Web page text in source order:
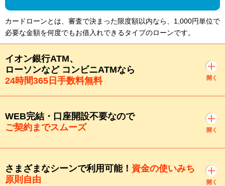
カードローンとは、審査で決まった限度額以内なら、1,000円単位で
必要な金額を何度でもお借入れできるタイプのローンです。
イオン銀行ATM、
ローソンなど コンビニATMなら
24時間365日手数料無料
開く
WEB完結・口座開設不要なので
ご契約までスムーズ
開く
さまざまなシーンで利用可能！ 資金の使いみち
原則自由
開く